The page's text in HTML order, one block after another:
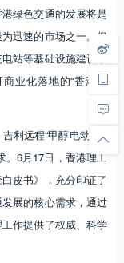
绿色交通的发展将是
迅速的市场之一。但
站等基础设施建设，
业化落地的“香港答
利远程“甲醇电动+纯
。6月17日，香港理工
皮书》，充分印证了
展的核心需求，通过
作提供了权威、科学